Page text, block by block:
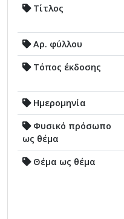
Τίτλος
Αρ. φύλλου
Τόπος έκδοσης
Ημερομηνία
Φυσικό πρόσωπο
ως θέμα
Θέμα ως θέμα